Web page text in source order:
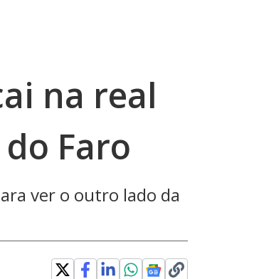
na real
Faro
ver o outro lado da